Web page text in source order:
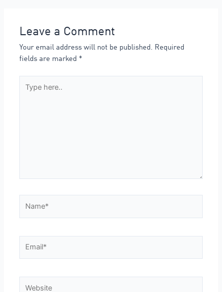
Leave a Comment
Your email address will not be published. Required
fields are marked *